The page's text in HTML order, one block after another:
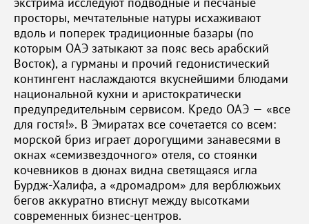
просторы, мечтательные натуры исхаживают
вдоль и поперек традиционные базары (по
которым ОАЭ затыкают за пояс весь арабский
Восток), а гурманы и прочий гедонистический
контингент наслаждаются вкуснейшими блюдами
национальной кухни и аристократически
предупредительным сервисом. Кредо ОАЭ — «все
для гостя!». В Эмиратах все сочетается со всем:
морской бриз играет дорогущими занавесями в
окнах «семизвездочного» отеля, со стоянки
кочевников в дюнах видна светящаяся игла
Бурдж-Халифа, а «дромадром» для верблюжьих
бегов аккуратно втиснут между высотками
современных бизнес-центров.